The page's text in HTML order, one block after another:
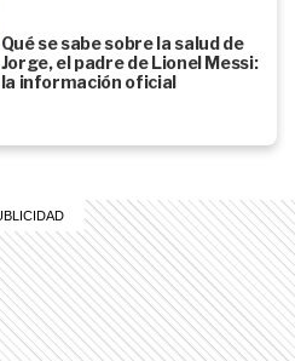
Qué se sabe sobre la salud de
Jorge, el padre de Lionel Messi:
la información oficial